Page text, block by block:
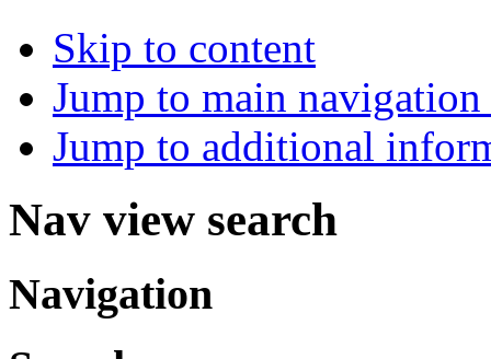
Skip to content
Jump to main
Jump to additional
Nav view search
Navigation